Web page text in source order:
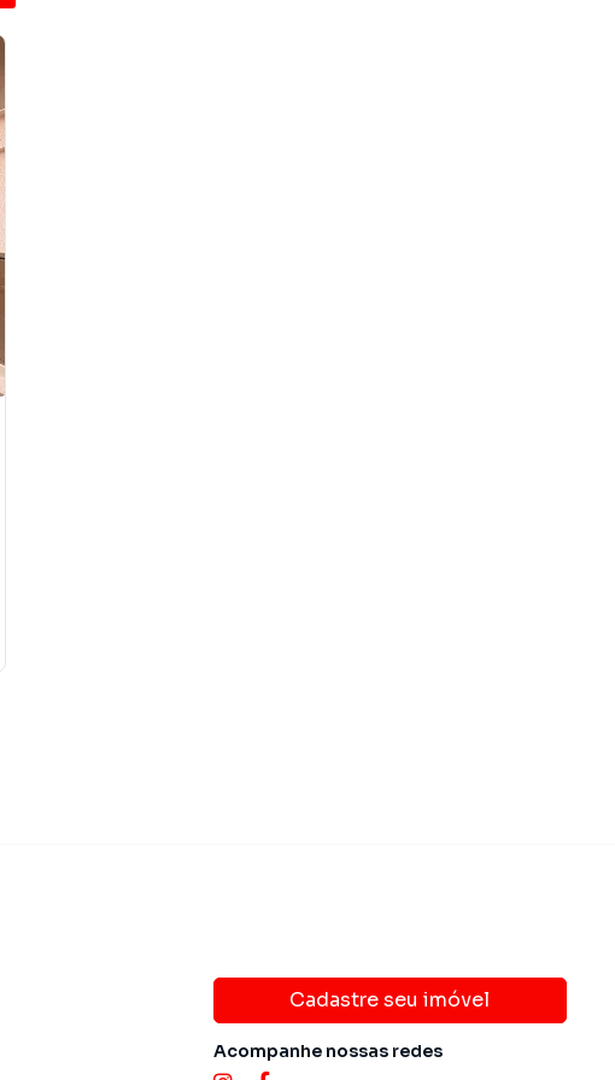
Cadastre seu imóvel
Acompanhe nossas redes